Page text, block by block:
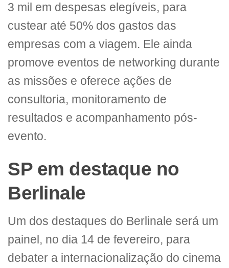
3 mil em despesas elegíveis, para
custear até 50% dos gastos das
empresas com a viagem. Ele ainda
promove eventos de networking durante
as missões e oferece ações de
consultoria, monitoramento de
resultados e acompanhamento pós-
evento.
SP em destaque no
Berlinale
Um dos destaques do Berlinale será um
painel, no dia 14 de fevereiro, para
debater a internacionalização do cinema